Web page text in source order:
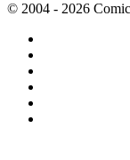
© 2004 - 2026